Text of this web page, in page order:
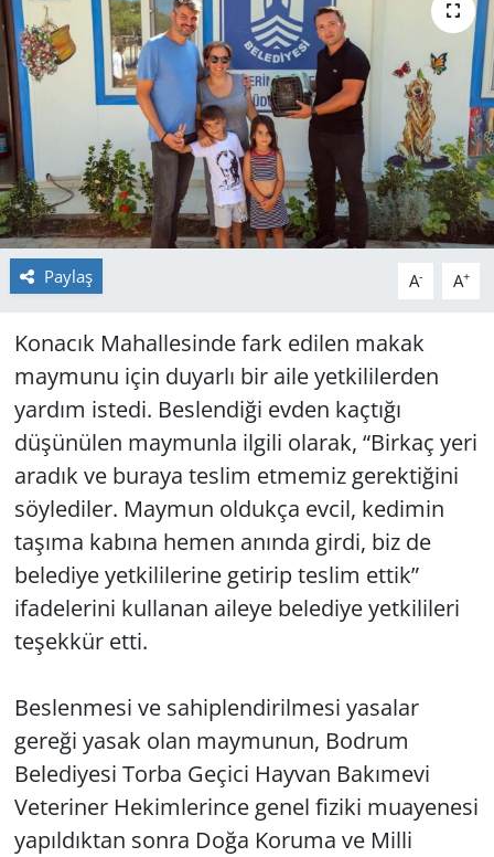
Paylaş A- A+
Konacık Mahallesinde fark edilen makak
maymunu için duyarlı bir aile yetkililerden
yardım istedi. Beslendiği evden kaçtığı
düşünülen maymunla ilgili olarak, “Birkaç yeri
aradık ve buraya teslim etmemiz gerektiğini
söylediler. Maymun oldukça evcil, kedimin
taşıma kabına hemen anında girdi, biz de
belediye yetkililerine getirip teslim ettik”
ifadelerini kullanan aileye belediye yetkilileri
teşekkür etti.
Beslenmesi ve sahiplendirilmesi yasalar
gereği yasak olan maymunun, Bodrum
Belediyesi Torba Geçici Hayvan Bakımevi
Veteriner Hekimlerince genel fiziki muayenesi
yapıldıktan sonra Doğa Koruma ve Milli
GENEL
GÜNDEM
HABERDE İNSAN
KÜLTÜR SANAT
MAGAZİN
POLİTİKA
RESMİ İLANLAR
SAĞLIK
SİYASET
SPOR
Yerel
Haber Arşivi